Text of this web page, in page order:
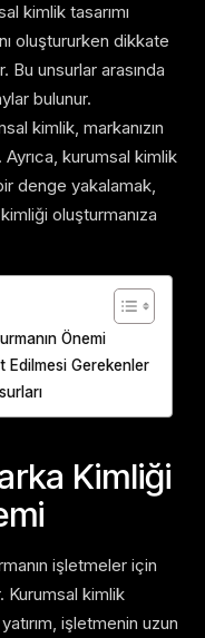
kimlik tasarımı
oluştururken dikkate
Bu unsurlar arasında
bulunur.
kimlik, markanızın
Ayrıca, kurumsal kimlik
denge yakalamak,
oluşturmanıza
Önemi
Edilmesi Gerekenler
Kimliği
işletmeler için
Kurumsal kimlik
işletmenin uzun